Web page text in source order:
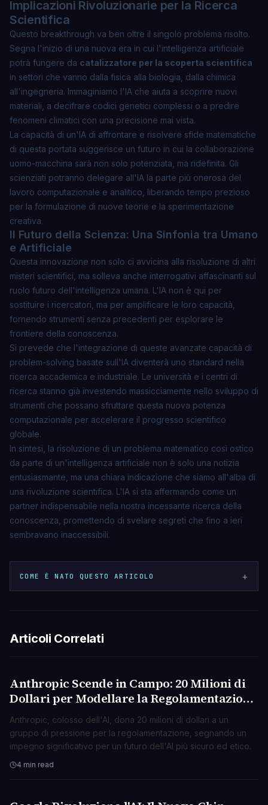
Implicazioni Rivoluzionarie per la Ricerca
Scientifica
Questo breakthrough va ben oltre il singolo problema risolto.
Segna l'inizio di una nuova era in cui l'intelligenza artificiale
potrà fungere da catalizzatore per la scoperta scientifica
in settori che vanno dalla fisica alla biologia, dalla chimica
all'ingegneria. Immaginiamo l'IA che aiuta a scoprire nuovi
materiali, a decifrare codici genetici complessi o a predire
fenomeni climatici con una precisione mai vista.
La capacità di un'IA di affrontare e risolvere sfide matematiche
di questa portata suggerisce un futuro in cui la collaborazione
uomo-macchina sarà non solo potenziata, ma ridefinita. Gli
scienziati potranno delegare all'IA la parte più onerosa del
lavoro computazionale e analitico, liberando tempo prezioso
per la formulazione di nuove teorie e la sperimentazione
creativa.
Il Futuro della Scienza: Una Sinfonia tra Umano
e Artificiale
Questa innovazione non solo ci avvicina alla risoluzione di altri
misteri scientifici, ma solleva anche interrogativi affascinanti sul
ruolo futuro dell'intelligenza umana. L'IA non è qui per
sostituire i ricercatori, ma per amplificare le loro capacità,
fornendo strumenti senza precedenti per esplorare le
frontiere della conoscenza.
Si prevede che l'integrazione di queste avanzate capacità di
problem-solving basate sull'IA diventerà uno standard nella
ricerca accademica e industriale. Le università e i centri di
ricerca stanno già investendo massicciamente nello sviluppo di
strumenti che possano sfruttare questa nuova potenza
computazionale per accelerare il progresso scientifico
globale.
In sintesi, la risoluzione di un problema matematico così ostico
da parte di un'intelligenza artificiale non è solo una notizia
entusiasmante, ma una chiara indicazione che siamo all'alba di
una rivoluzione scientifica. L'IA si sta affermando come un
partner indispensabile nella nostra incessante ricerca della
conoscenza, promettendo di svelare segreti che fino a ieri
sembravano inaccessibili.
COME È NATO QUESTO ARTICOLO +
Articoli Correlati
AI & ML
Anthropic Scende in Campo: 20 Milioni di
Dollari per Modellare la Regolamentazione
dell'AI
Anthropic, colosso dell'AI, dona 20 milioni di dollari a un
gruppo di pressione per la regolamentazione, segnando un
impegno significativo per un futuro dell'AI più sicuro ed etico.
4 min read